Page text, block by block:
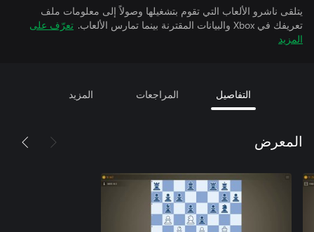
يتلقى ناشرو الألعاب التي تقوم بتشغيلها وصولاً إلى معلومات ملف
تعريفك في Xbox والبيانات المقترنة بينما تمارس الألعاب.
تعرّف على
المزيد
التفاصيل المراجعات المزيد
المعرض